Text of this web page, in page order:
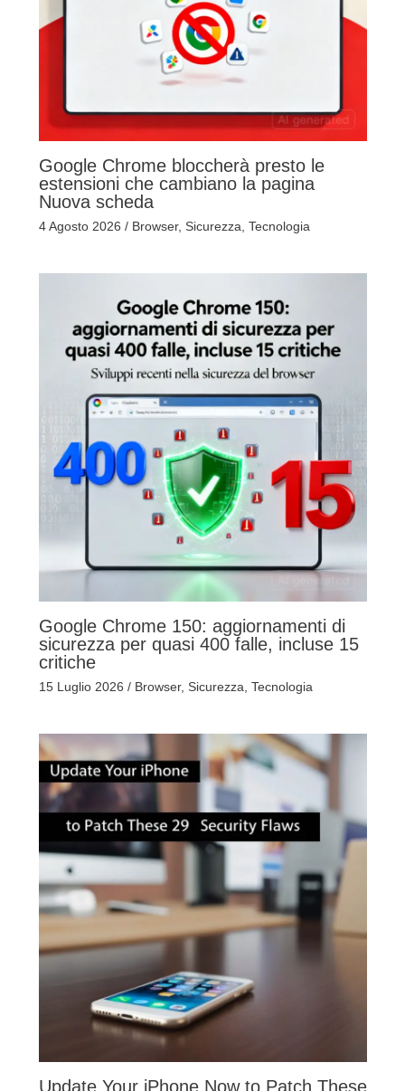
Google Chrome bloccherà presto le
estensioni che cambiano la pagina
Nuova scheda
4 Agosto 2026 / Browser, Sicurezza Tecnologia
Google Chrome 150: aggiornamenti di
sicurezza per quasi 400 falle, incluse 15
critiche
15 Luglio 2026 / Browser, Sicurezza Tecnologia
Update Your iPhone Now to Patch These